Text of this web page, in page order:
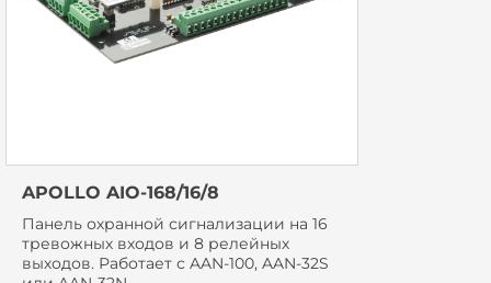
APOLLO AIO-168/16/8
Панель охранной сигнализации на 16
тревожных входов и 8 релейных
выходов. Работает с AAN-100, AAN-32S